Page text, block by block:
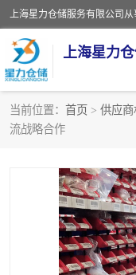
上海星力
当前位置： 首页 > 供应商
流战略合作
上海仓库对外出租
上海仓储配送
上海仓库代运营
上海第三方仓储